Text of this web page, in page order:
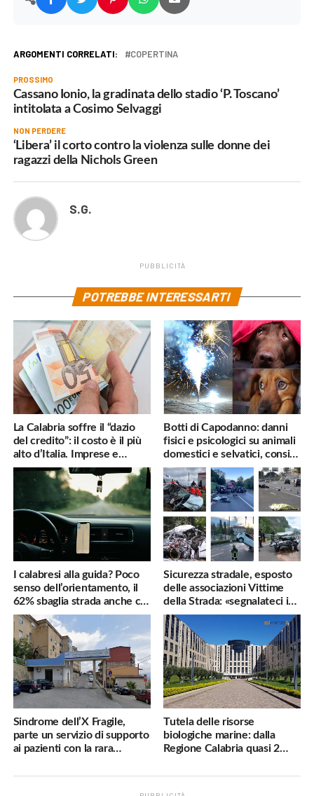
ARGOMENTI CORRELATI: COPERTINA
PROSSIMO
Cassano Ionio, la gradinata dello stadio ‘P. Toscano’
intitolata a Cosimo Selvaggi
NON PERDERE
‘Libera’ il corto contro la violenza sulle donne dei
ragazzi della Nichols Green
S.G.
PUBBLICITÀ
POTREBBE INTERESSARTI
La Calabria soffre il “dazio
del credito”: il costo è il più
alto d’Italia. Imprese e
famiglie penalizzate
Botti di Capodanno: danni
fisici e psicologici su animali
domestici e selvatici, consigli
utili
I calabresi alla guida? Poco
senso dell’orientamento, il
62% sbaglia strada anche col
navigatore
Sicurezza stradale, esposto
delle associazioni Vittime
della Strada: «segnalateci i
pericoli, interverremo
subito»
Sindrome dell’X Fragile,
parte un servizio di supporto
ai pazienti con la rara
Tutela delle risorse
biologiche marine: dalla
Regione Calabria quasi 2